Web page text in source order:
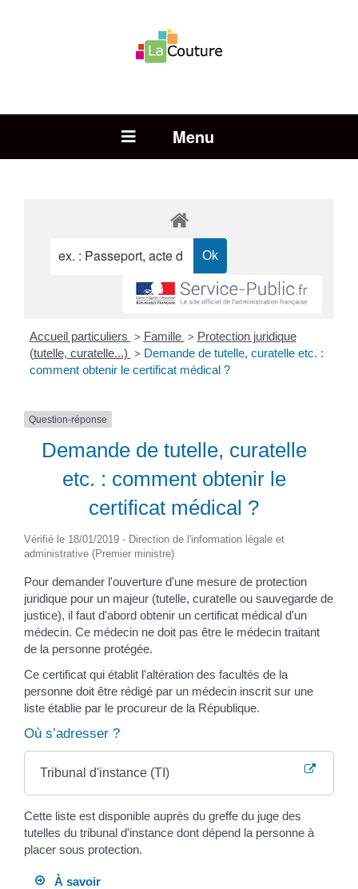
Open Menu
Accueil particuliers > Famille > Protection juridique
(tutelle, curatelle...) > Demande de tutelle, curatelle etc. :
comment obtenir le certificat médical ?
Question-réponse
Demande de tutelle, curatelle
etc. : comment obtenir le
certificat médical ?
Vérifié le 18/01/2019 - Direction de l'information légale et
administrative (Premier ministre)
Pour demander l'ouverture d'une mesure de protection
juridique pour un majeur (tutelle, curatelle ou sauvegarde de
justice), il faut d'abord obtenir un certificat médical d'un
médecin. Ce médecin ne doit pas être le médecin traitant
de la personne protégée.
Ce certificat qui établit l'altération des facultés de la
personne doit être rédigé par un médecin inscrit sur une
liste établie par le procureur de la République.
Où s’adresser ?
Tribunal d'instance (TI)
Cette liste est disponible auprès du greffe du juge des
tutelles du tribunal d'instance dont dépend la personne à
placer sous protection.
À savoir